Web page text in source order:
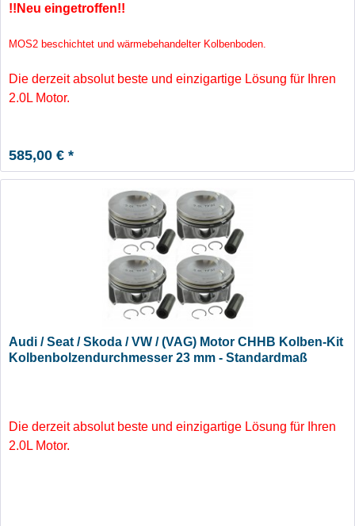
!!Neu eingetroffen!!
MOS2 beschichtet und wärmebehandelter Kolbenboden.
Die derzeit absolut beste und einzigartige Lösung für Ihren
2.0L Motor.
585,00 € *
Audi / Seat / Skoda / VW / (VAG) Motor CHHB Kolben-Kit
Kolbenbolzendurchmesser 23 mm - Standardmaß
Die derzeit absolut beste und einzigartige Lösung für Ihren
2.0L Motor.